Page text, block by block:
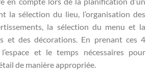
la sélection du lieu, l’organisation des
la sélection du menu et la
et des décorations. En prenant ces 4
et le temps nécessaires pour
de manière appropriée.